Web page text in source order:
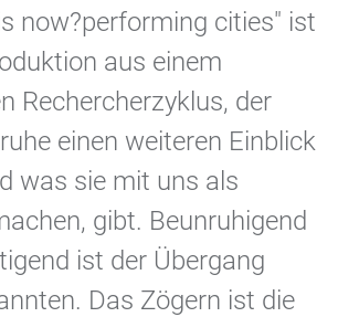
now?performing cities" ist
aus einem
Rechercherzyklus, der
einen weiteren Einblick
was sie mit uns als
gibt. Beunruhigend
ist der Übergang
Das Zögern ist die